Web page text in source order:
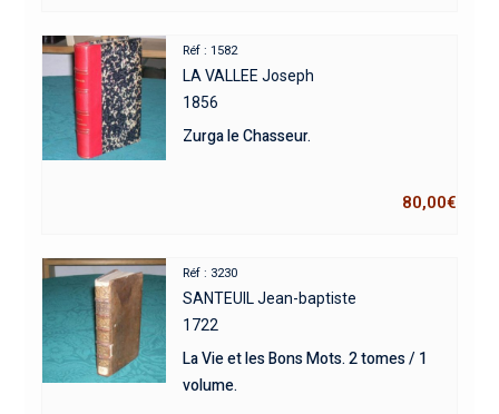
Réf : 1582
LA VALLEE Joseph
1856
Zurga le Chasseur.
80,00€
Réf : 3230
SANTEUIL Jean-baptiste
1722
La Vie et les Bons Mots. 2 tomes / 1
volume.